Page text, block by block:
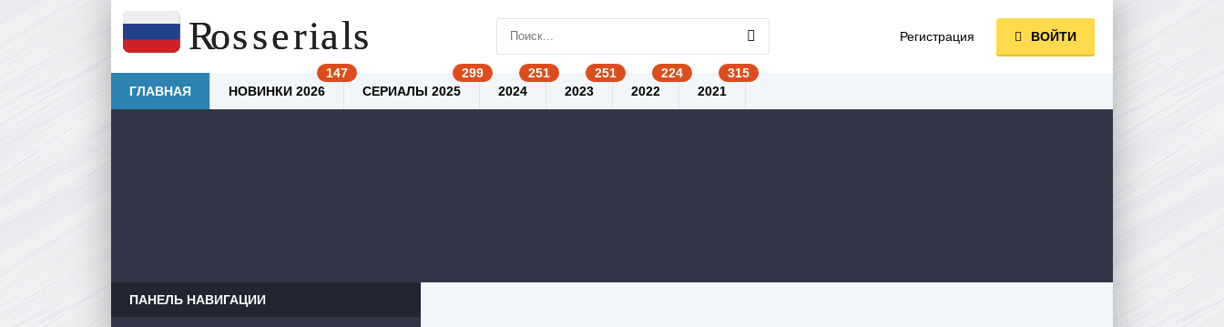
ПАНЕЛЬ НАВИГАЦИИ
Регистрация ВОЙТИ
ГЛАВНАЯ НОВИНКИ 2026 СЕРИАЛЫ 2025 2024 2023 2022 2021